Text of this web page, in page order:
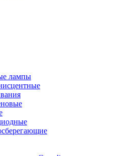
лампы